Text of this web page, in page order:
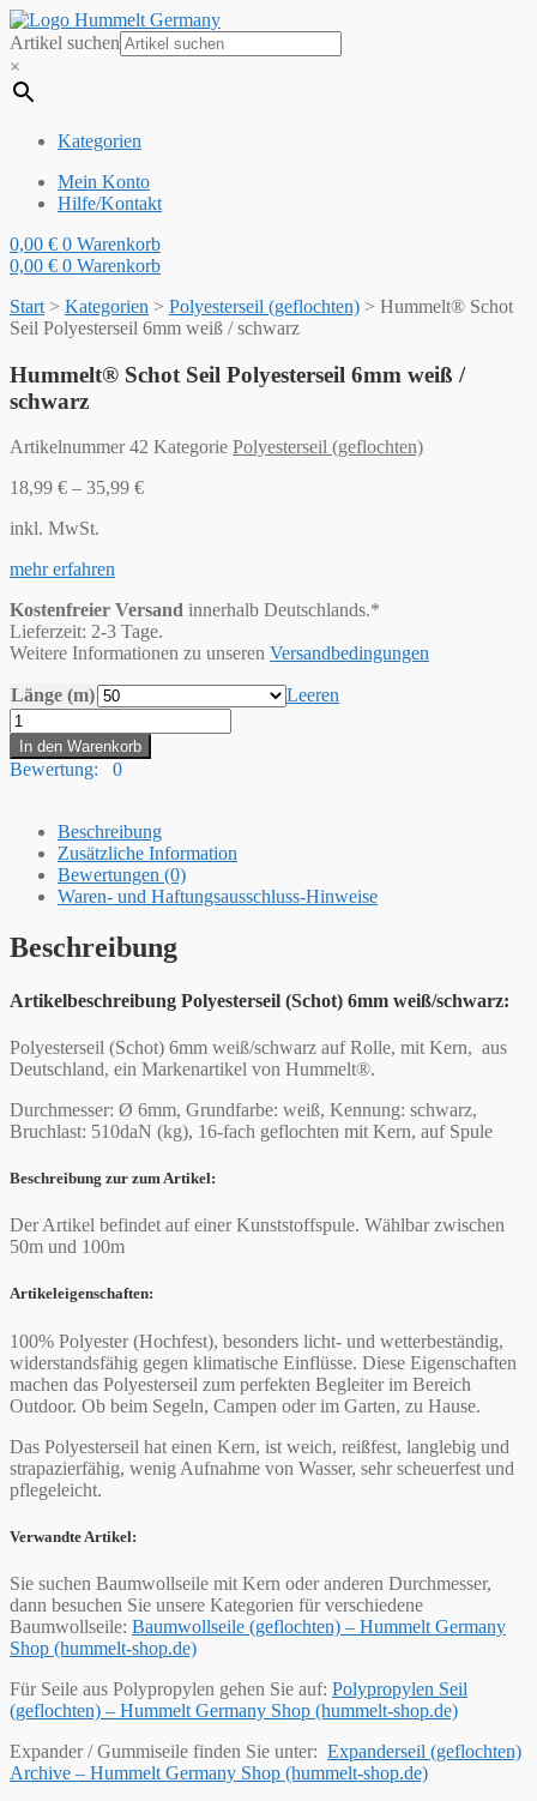
Artikel suchen
×
Kategorien
Mein Konto
Hilfe/Kontakt
0,00 € 0 Warenkorb
0,00 € 0 Warenkorb
Start > Kategorien > Polyesterseil (geflochten) > Hummelt® Schot
Seil Polyesterseil 6mm weiß / schwarz
Hummelt® Schot Seil Polyesterseil 6mm weiß /
schwarz
Artikelnummer42 Kategorie Polyesterseil (geflochten)
18,99 € – 35,99 €
inkl. MwSt.
mehr erfahren
Kostenfreier Versand innerhalb Deutschlands.*
Lieferzeit: 2-3 Tage.
Weitere Informationen zu unseren Versandbedingungen
Länge (m)
Leeren
Hummelt®
Schot
Seil
Polyesterseil
weiß
schwarz
Menge
In den Warenkorb
Bewertung: 0
Beschreibung
Zusätzliche Information
Bewertungen (0)
Waren- und Haftungsausschluss-Hinweise
Beschreibung
Artikelbeschreibung Polyesterseil (Schot) 6mm weiß/schwarz:
Polyesterseil (Schot) 6mm weiß/schwarz auf Rolle, mit Kern, aus
Deutschland, ein Markenartikel von Hummelt®.
Durchmesser: Ø 6mm, Grundfarbe: weiß, Kennung: schwarz,
Bruchlast: 510daN (kg), 16-fach geflochten mit Kern, auf Spule
Beschreibung zur zum Artikel:
Der Artikel befindet auf einer Kunststoffspule. Wählbar zwischen
50m und 100m
Artikeleigenschaften:
100% Polyester (Hochfest), besonders licht- und wetterbeständig,
widerstandsfähig gegen klimatische Einflüsse. Diese Eigenschaften
machen das Polyesterseil zum perfekten Begleiter im Bereich
Outdoor. Ob beim Segeln, Campen oder im Garten, zu Hause.
Das Polyesterseil hat einen Kern, ist weich, reißfest, langlebig und
strapazierfähig, wenig Aufnahme von Wasser, sehr scheuerfest und
pflegeleicht.
Verwandte Artikel:
Sie suchen Baumwollseile mit Kern oder anderen Durchmesser,
dann besuchen Sie unsere Kategorien für verschiedene
Baumwollseile: Baumwollseile (geflochten) – Hummelt Germany
Shop (hummelt-shop.de)
Für Seile aus Polypropylen gehen Sie auf: Polypropylen Seil
(geflochten) – Hummelt Germany Shop (hummelt-shop.de)
Expander / Gummiseile finden Sie unter: Expanderseil (geflochten)
Archive – Hummelt Germany Shop (hummelt-shop.de)